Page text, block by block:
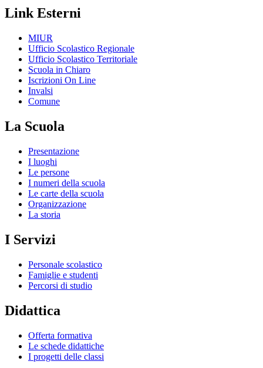
Link Esterni
MIUR
Ufficio Scolastico Regionale
Ufficio Scolastico Territoriale
Scuola in Chiaro
Iscrizioni On Line
Invalsi
Comune
La Scuola
Presentazione
I luoghi
Le persone
I numeri della scuola
Le carte della scuola
Organizzazione
La storia
I Servizi
Personale scolastico
Famiglie e studenti
Percorsi di studio
Didattica
Offerta formativa
Le schede didattiche
I progetti delle classi